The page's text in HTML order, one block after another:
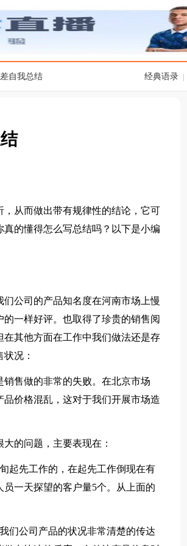
自我总结 经典语录
从而做出带有规律性的结论，它可
的懂得怎么写总结吗？以下是小编
公司的产品知名度在河南市场上慢
一样好评。也取得了珍贵的销售阅
其他方面在工作中我们做法还是存
况：
售做的非常的失败。在北京市场
品价格混乱，这对于我们开展市场造
的问题，主要表现在：
先工作的，在起先工作倒现在有
一天探望的客户量5个。从上面的
公司产品的状况非常清楚的传达